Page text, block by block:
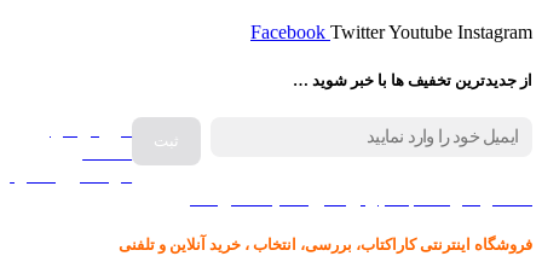
Facebook TwitterYoutube Instagram
از جدیدترین تخفیف ها با خبر شوید …
فروش انواع
فروشگاه اینترنتی کاراکتاب، بررسی، انتخاب ، خرید آنلاین و تلفنی